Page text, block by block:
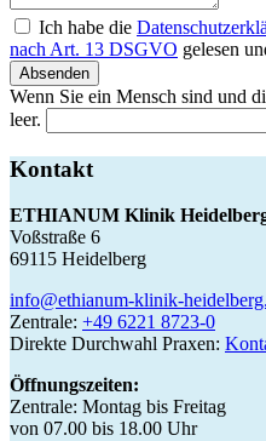
Ich habe die
nach Art. 13 DSGVO gelesen
Absenden
Wenn Sie ein Mensch sind und
leer.
Kontakt
ETHIANUM Klinik
Voßstraße 6
69115 Heidelberg
info@ethianum-klinik-
Zentrale: +49 6221 8723-0
Direkte Durchwahl Praxen:
Öffnungszeiten:
Zentrale: Montag bis Freitag
von 07.00 bis 18.00 Uhr